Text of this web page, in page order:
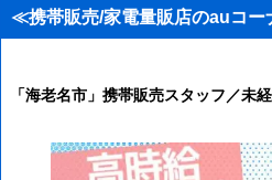
「海老名市」携帯販売スタッフ／未